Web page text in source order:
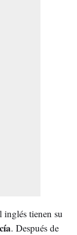
inglés tienen su
. Después de